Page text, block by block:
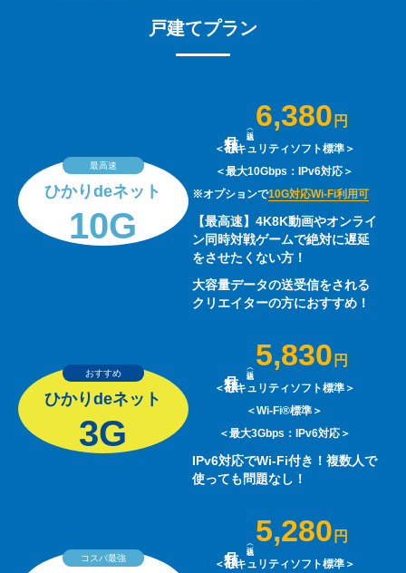
戸建てプラン
最高速
ひかりdeネット
10G
6,380 円
＜セキュリティソフト標準＞
＜最大10Gbps：IPv6対応＞
※オプションで10G対応Wi-Fi利用可
【最高速】4K8K動画やオンライ
ン同時対戦ゲームで絶対に遅延
をさせたくない方！
大容量データの送受信をされる
クリエイターの方におすすめ！
おすすめ
ひかりdeネット
3G
5,830 円
＜セキュリティソフト標準＞
＜Wi-Fi®標準＞
＜最大3Gbps：IPv6対応＞
IPv6対応でWi-Fi付き！複数人で
使っても問題なし！
コスパ最強
5,280 円
＜セキュリティソフト標準＞